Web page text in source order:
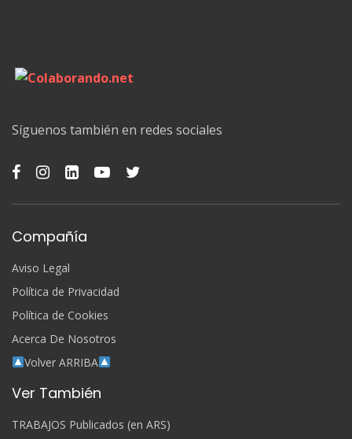
Síguenos también en redes sociales
Compañía
Aviso Legal
Política de Privacidad
Política de Cookies
Acerca De Nosotros
Volver ARRIBA
Ver También
TRABAJOS Publicados (en ARS)